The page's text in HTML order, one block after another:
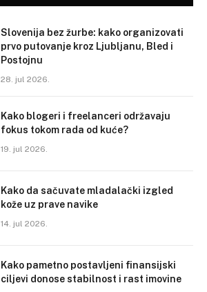
Slovenija bez žurbe: kako organizovati
prvo putovanje kroz Ljubljanu, Bled i
Postojnu
28. jul 2026.
Kako blogeri i freelanceri održavaju
fokus tokom rada od kuće?
19. jul 2026.
Kako da sačuvate mladalački izgled
kože uz prave navike
14. jul 2026.
Kako pametno postavljeni finansijski
ciljevi donose stabilnost i rast imovine